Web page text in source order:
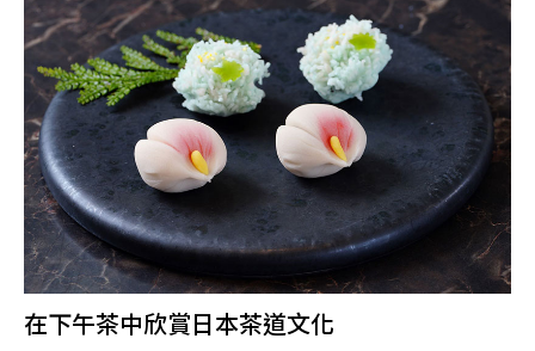
在下午茶中欣賞日本茶道文化